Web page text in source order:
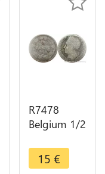
R7478
Belgium 1/2
Leopold
1844 Silver
15 €